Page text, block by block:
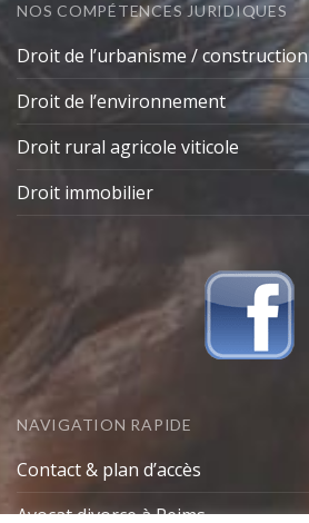
NOS COMPÉTENCES JURIDIQUES
Droit de l’urbanisme / construction
Droit de l’environnement
Droit rural agricole viticole
Droit immobilier
NAVIGATION RAPIDE
Contact & plan d’accès
Avocat divorce à Reims